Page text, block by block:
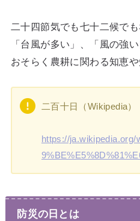
二十四節気でも七十二候で
「台風が多い」、「風の強
おそらく農耕に関わる知恵
二百十日（Wikipedia）
https://ja.wikipedia.org/
防災の日とは